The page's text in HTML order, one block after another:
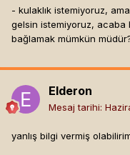
- kulaklık istemiyoruz,
gelsin istemiyoruz, acaba
bağlamak mümkün
Elderon
Mesaj tarihi:
yanlış bilgi vermiş